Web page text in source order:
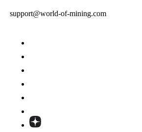
support@world-of-mining.com